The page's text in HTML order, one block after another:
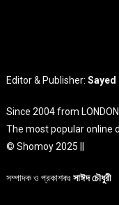
Editor & Publisher:Sayed
Since 2004 from
The most popular online
© Shomoy 2025 ||
সম্পাদক ও প্রকাশকঃসাঈদ চৌধুরী